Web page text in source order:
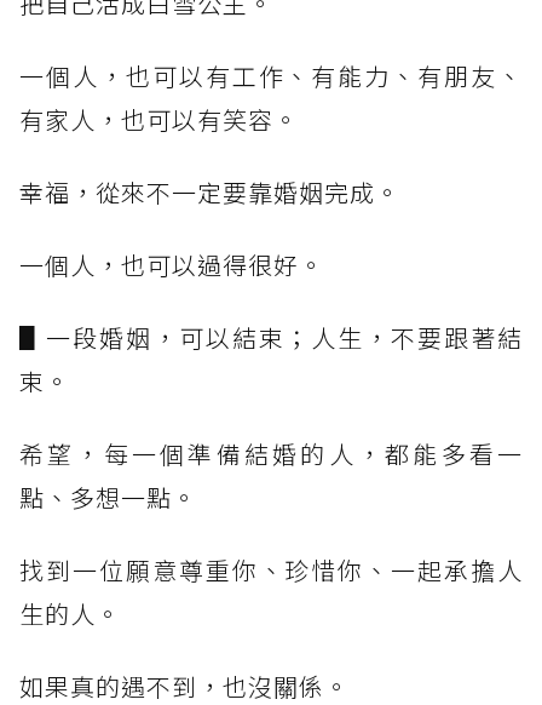
一個人，也可以有工作、有能力、有朋友、
有家人，也可以有笑容。
幸福，從來不一定要靠婚姻完成。
一個人，也可以過得很好。
▋一段婚姻，可以結束；人生，不要跟著結
束。
希望，每一個準備結婚的人，都能多看一
點、多想一點。
找到一位願意尊重你、珍惜你、一起承擔人
生的人。
如果真的遇不到，也沒關係。